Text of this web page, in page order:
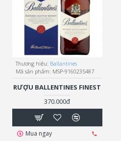
Thương hiệu: Ballantines
Mã sản phẩm: MSP-9160235487
RƯỢU BALLENTINES FINEST
370.000đ
Mua ngay